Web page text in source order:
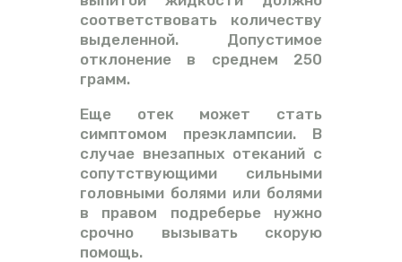
соответствовать количеству
выделенной. Допустимое
отклонение в среднем 250
грамм.
Еще отек может стать
симптомом преэклампсии. В
случае внезапных отеканий с
сопутствующими сильными
головными болями или болями
в правом подреберье нужно
срочно вызывать скорую
помощь.